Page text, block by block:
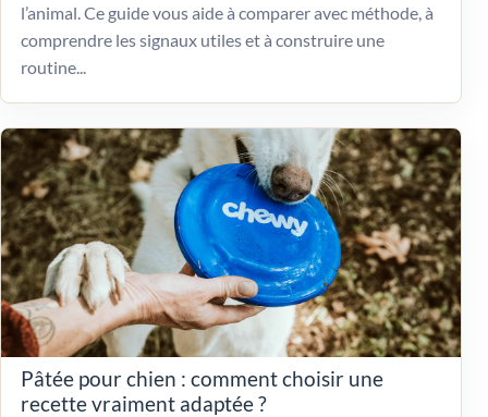
l’animal. Ce guide vous aide à comparer avec méthode, à
comprendre les signaux utiles et à construire une
routine...
Pâtée pour chien : comment choisir une
recette vraiment adaptée ?